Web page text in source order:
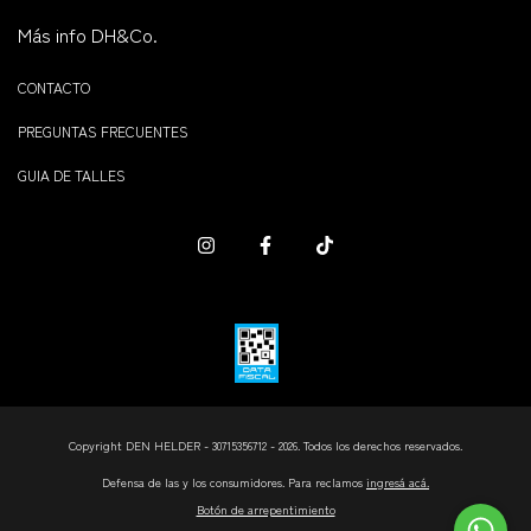
Más info DH&Co.
CONTACTO
PREGUNTAS FRECUENTES
GUIA DE TALLES
Copyright DEN HELDER - 30715356712 - 2026. Todos los derechos reservados.
Defensa de las y los consumidores. Para reclamos ingresá acá.
Botón de arrepentimiento